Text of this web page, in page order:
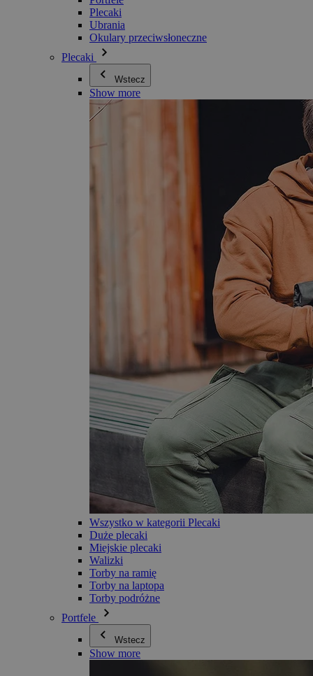
Plecaki
Ubrania
Okulary przeciwsłoneczne
Plecaki
Wstecz
Show more
Wszystko w kategorii Plecaki
Duże plecaki
Miejskie plecaki
Walizki
Torby na ramię
Torby na laptopa
Torby podróżne
Portfele
Wstecz
Show more